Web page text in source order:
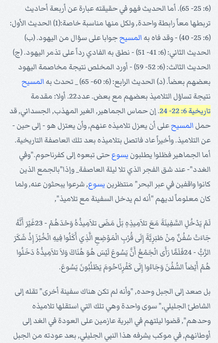
(6: 25- 65). أما الحديث فهو في حقيقته عبارة عن أربعة أحاديث
تربطها معاً رابطة واحدة, ولكل منها مناسبة خاصة:(1) الحديث الأول:
(6: 25- 40) - وقد فاه به
المسيحجوابا على سؤال من اليهود. (ب)
الحديث الثاني: (6: 41- 51) - نطق به الفادي رداً على تذمر اليهود. (ج)
الحديث الثالث: (6: 52- 59) - أورد المخلص نتيجة مخاصمة اليهود
بعضهم بعضاً. (د) الحديث الرابع: (6: 60- 65) _ تحدث به
المسيح
نتيجة تساؤل التلاميذ بعضهم مع بعض. عدد22. أولا: مقدمة
تاريخية 6: 22- 24
. إن حماس الجماهير, الغير المهذب, الجسداني, قد
حمل المسيحعلى أن يعزل تلاميذه عنهم, وأن يعتزل هو - إلى حين -
عن التلاميذ. وأخيراً عاد فاتصل بتلاميذه بعد تلك العاصفة التاريخية.
أما الجماهير فظلوا يطلبون يسوعحتى تبعوه إلى كفرناحوم."وفي
الغدد"- عند شق الفجر الذي تلا ليلة العاصفة_ وإذا"بالجمع الذين
كانوا واقفين في عبر البحر" منتظرين يسوع, شرعوا يبحثون عنه, ولما
كان معلوماً لديهم "أنه لم يدخل السفينة مع تلاميذ",
لَمْ يَدْخُلِ السَّفِينَةَ مَعَ تلاَمِيذِهِ بَلْ مَضَى تلاَمِيذُهُ وَحْدَهُمْ - 23غَيْرَ أَنَّهُ
جَاءَتْ سُفُنٌ مِنْ طَبَرِيَّةَ إِلَى قُرْبِ الْمَوْضِعِ الَّذِي أَكَلُوا فِيهِ الْخُبْزَ إِذْ شَكَرَ
الرَّبُّ - 24فَلَمَّا رَأَى الْجَمْعُ أَنَّ يَسُوعَ لَيْسَ هُوَ هُنَاكَ وَلاَ تلاَمِيذُهُ دَخَلُوا
هُمْ أَيْضاً السُّفُنَ وَجَاءُوا إِلَى كَفْرِنَاحُومَ يَطْلُبُونَ يَسُوعَ.
بل صعد إلى الجبل وحده, "وأنه لم تكن هناك سفينة أخرى" تقله إلى
الشاطئ الجليلي," سوى واحدة وهي تلك التي استقلها تلاميذه
وحدهم", قضوا ليلتهم في البرية عازمين على العودة في الغد إلى
أوطانهم, في موكب يشرفه هذا النبي الجليلي, بعد عودته من الجبل